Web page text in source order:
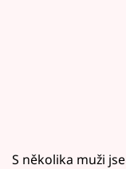
S několika muži